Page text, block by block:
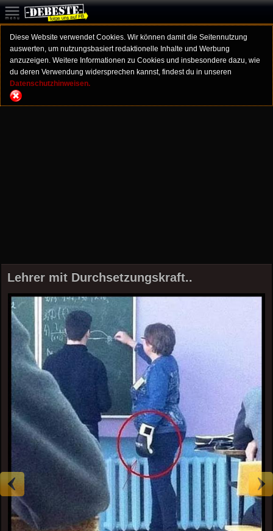
Diese Website verwendet Cookies. Wir können damit die Seitennutzung
auswerten, um nutzungsbasiert redaktionelle Inhalte und Werbung
anzuzeigen. Weitere Informationen zu Cookies und insbesondere dazu, wie
du deren Verwendung widersprechen kannst, findest du in unseren
Datenschutzhinweisen.
Lehrer mit Durchsetzungskraft..